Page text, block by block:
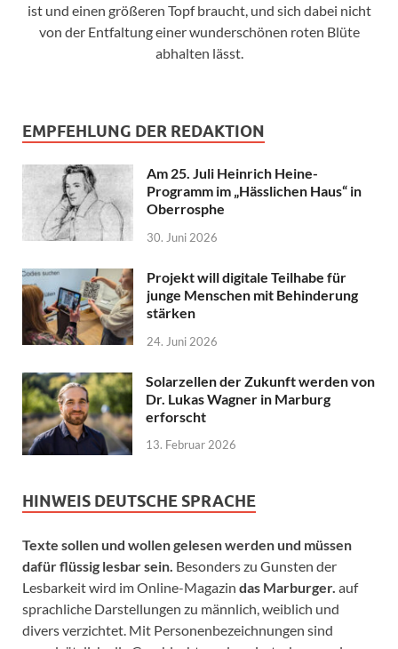
ist und einen größeren Topf braucht, und sich dabei nicht
von der Entfaltung einer wunderschönen roten Blüte
abhalten lässt.
EMPFEHLUNG DER REDAKTION
Am 25. Juli Heinrich Heine-
Programm im „Hässlichen Haus“ in
Oberrosphe
30. Juni 2026
Projekt will digitale Teilhabe für
junge Menschen mit Behinderung
stärken
24. Juni 2026
Solarzellen der Zukunft werden von
Dr. Lukas Wagner in Marburg
erforscht
13. Februar 2026
HINWEIS DEUTSCHE SPRACHE
Texte sollen und wollen gelesen werden und müssen
dafür flüssig lesbar sein. Besonders zu Gunsten der
Lesbarkeit wird im Online-Magazin das Marburger. auf
sprachliche Darstellungen zu männlich, weiblich und
divers verzichtet. Mit Personenbezeichnungen sind